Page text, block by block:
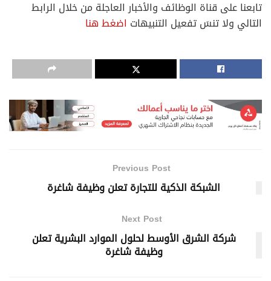
تابعنا على قناة الوظائف والأخبار العاجلة من خلال الرابط
التالي ولا تنسَ تفعيل التنبيهات اضغط هنا
Previous Post
الشبكة الذكية للتجارة تعلن وظيفة شاغرة
Next Post
شركة الشرق الأوسط لحلول الموارد البشرية تعلن
وظيفة شاغرة